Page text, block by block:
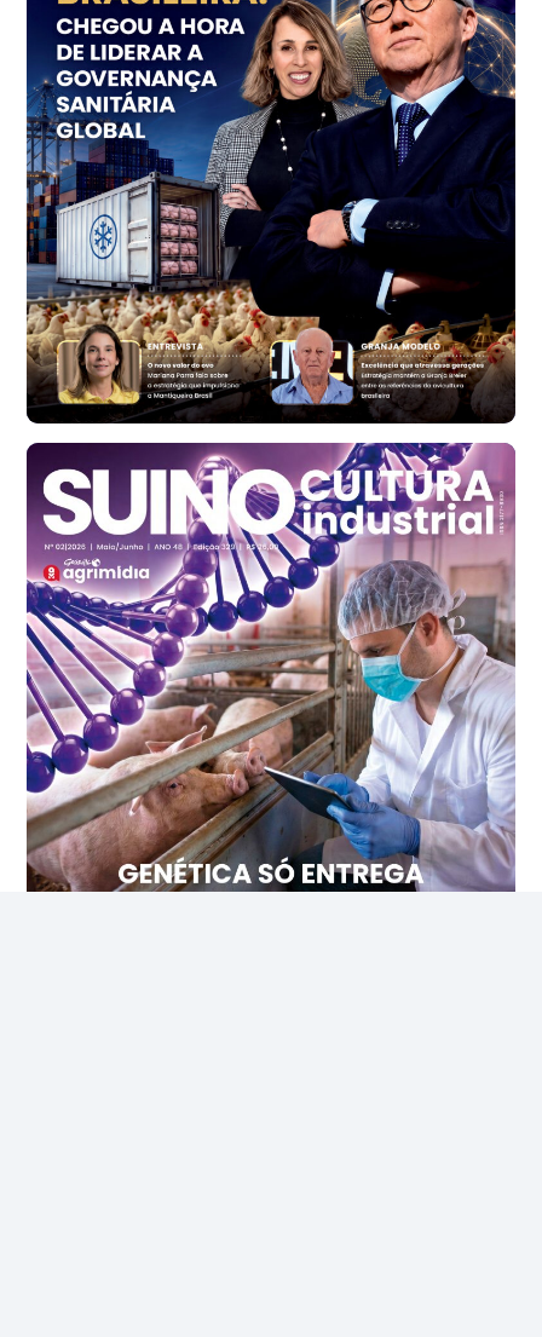
kg
Trigo Atacado - Regional
PR
R$ 1.414,46
t
Trigo Atacado - Regional
RS
R$ 1.314,61
t
Ovo Vermelho - Regional
Vermelho
R$ 171,61
cx
Ovo Branco - Regional
Santa Maria do Jetibá (ES)
R$ 140,74
cx
Ovo Branco - Regional
Recife (PE)
R$ 147,74
cx
Ovo Vermelho - Regional
Recife (PE)
R$ 157,72
cx